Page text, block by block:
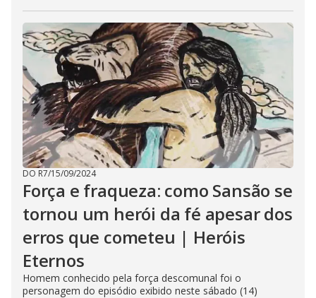
DO R7/15/09/2024
Força e fraqueza: como Sansão se
tornou um herói da fé apesar dos
erros que cometeu | Heróis
Eternos
Homem conhecido pela força descomunal foi o
personagem do episódio exibido neste sábado (14)